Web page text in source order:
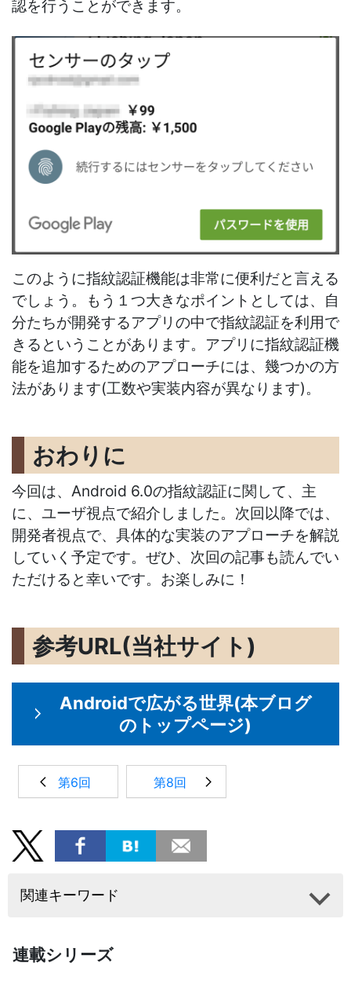
認を行うことができます。
このように指紋認証機能は非常に便利だと言える
でしょう。もう１つ大きなポイントとしては、自
分たちが開発するアプリの中で指紋認証を利用で
きるということがあります。アプリに指紋認証機
能を追加するためのアプローチには、幾つかの方
法があります(工数や実装内容が異なります)。
おわりに
今回は、Android 6.0の指紋認証に関して、主
に、ユーザ視点で紹介しました。次回以降では、
開発者視点で、具体的な実装のアプローチを解説
していく予定です。ぜひ、次回の記事も読んでい
ただけると幸いです。お楽しみに！
参考URL(当社サイト)
Androidで広がる世界(本ブログ
のトップページ)
第6回 第8回
関連キーワード
連載シリーズ